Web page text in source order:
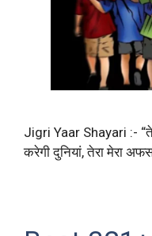
Jigri Yaar Shayari :-
करेगी दुनियां, तेरा मेरा